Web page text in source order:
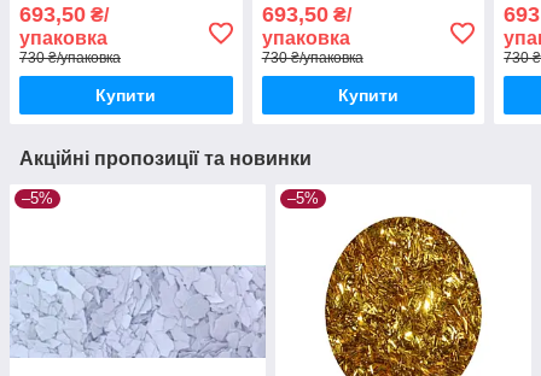
1/128 (0.2 мм), 1кг
693,50 ₴/
упаковка
730 ₴/упаковка
Купити
мм), 1кг
693,50₴/
упаковка
730 ₴/упаковка
Купити
мм),
730
Акційні пропозиції та новинки
–5% –5%